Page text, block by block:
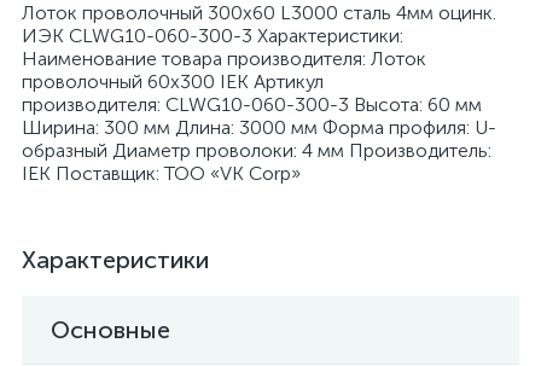
Лоток проволочный 300х60 L3000 сталь 4мм оцинк.
ИЭК CLWG10-060-300-3 Характеристики:
Наименование товара производителя: Лоток
проволочный 60х300 IEK Артикул
производителя: CLWG10-060-300-3 Высота: 60 мм
Ширина: 300 мм Длина: 3000 мм Форма профиля: U-
образный Диаметр проволоки: 4 мм Производитель:
IEK Поставщик: ТОО «VK Corp»
Характеристики
Основные